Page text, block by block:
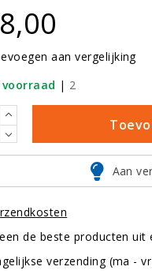
aan vergelijking
voorraad | 2
Aan
de beste producten uit
verzending (ma -